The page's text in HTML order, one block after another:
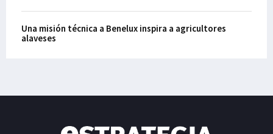
Una misión técnica a Benelux inspira a agricultores
alaveses